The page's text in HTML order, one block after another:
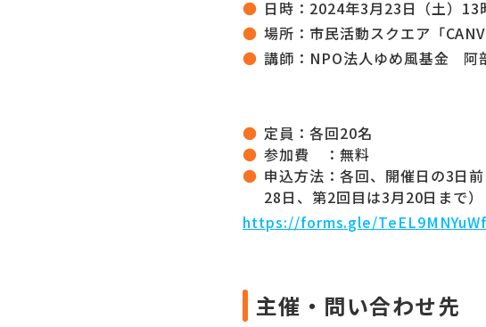
日時：2024年3月23日（土）13
場所：市民活動スクエア「
講師：NPO法人ゆめ風基金
定員：各回20名
参加費 ：無料
申込方法：各回、開催日の3日
28日、第2回目は3月20日まで）
https://forms.gle/
主催・問い合わせ先